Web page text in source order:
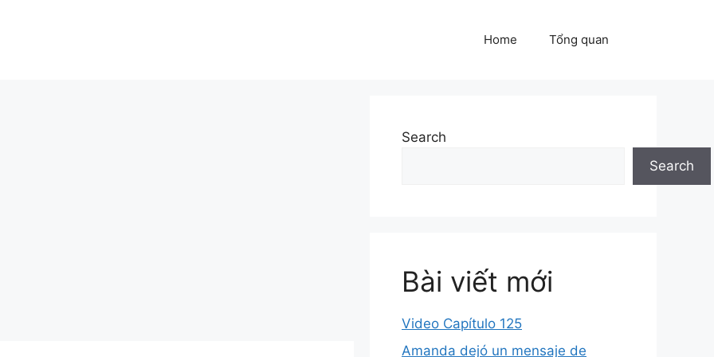
Home Tổng quan
Search
Search
Bài viết mới
Video Capítulo 125
Amanda dejó un mensaje de